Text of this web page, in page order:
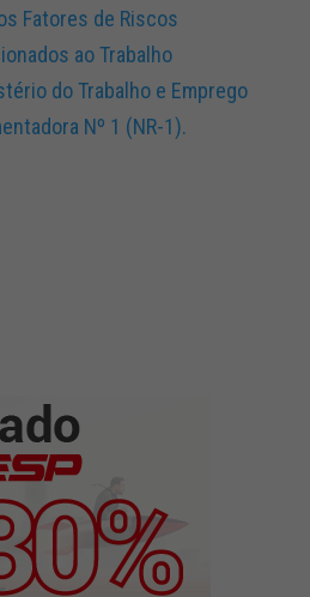
Fatores de Riscos
ao Trabalho
do Trabalho e Emprego
Nº 1 (NR-1).